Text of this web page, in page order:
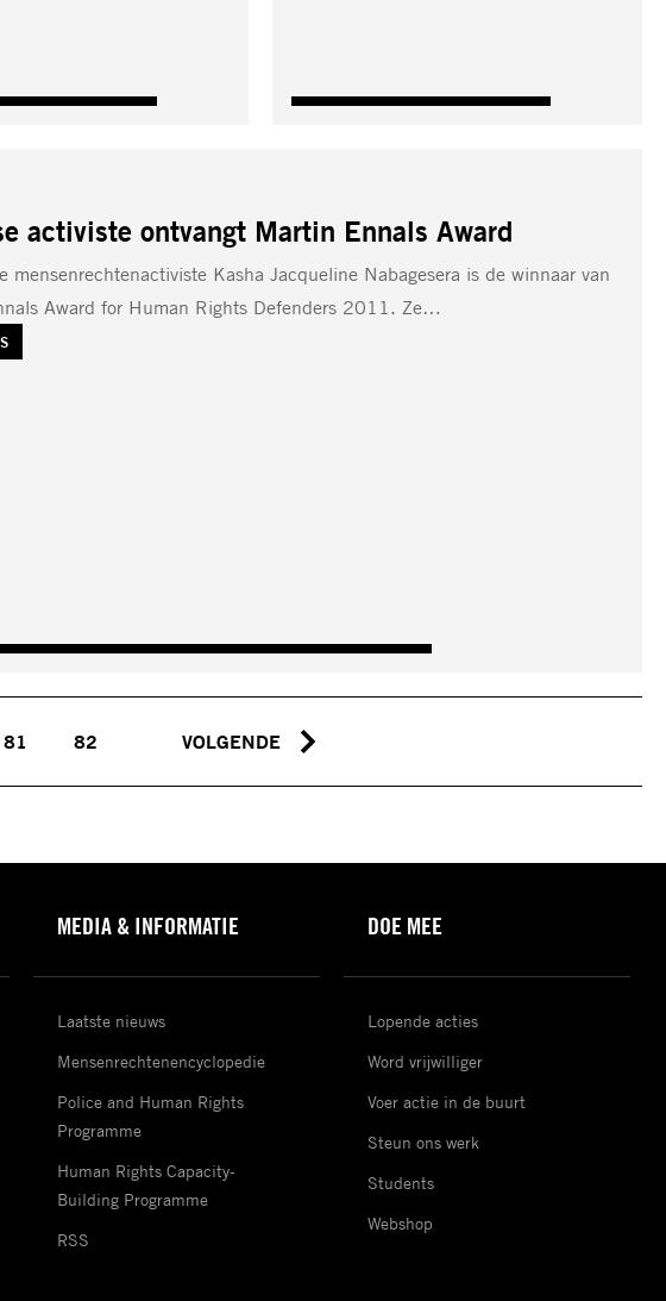
activiste ontvangt Martin Ennals Award
mensenrechtenactiviste Kasha Jacqueline Nabagesera is de winnaar van
Award for Human Rights Defenders 2011. Ze…
81 82 VOLGENDE
MEDIA & INFORMATIE
Laatste nieuws
Mensenrechtenencyclopedie
Police and Human Rights
Programme
Human Rights Capacity-
Building Programme
RSS
DOE MEE
Lopende acties
Word vrijwilliger
Voer actie in de buurt
Steun ons werk
Students
Webshop